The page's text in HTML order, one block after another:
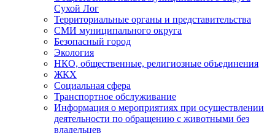
Сухой Лог
Территориальные органы и представительства
СМИ муниципального округа
Безопасный город
Экология
НКО, общественные, религиозные объединения
ЖКХ
Социальная сфера
Транспортное обслуживание
Информация о мероприятиях при осуществлении
деятельности по обращению с животными без
владельцев